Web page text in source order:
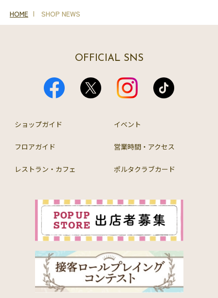
HOME SHOP NEWS
OFFICIAL SNS
ショップガイド イベント
フロアガイド 営業時間・アクセス
レストラン・カフェ ポルタクラブカード